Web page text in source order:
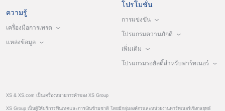
ความรู้
เครื่องมือการเทรด
แหล่งข้อมูล
โปรโมชั่น
การแข่งขัน
โปรแกรมความภักดี
เพิ่มเติม
โปรแกรมรอยัลตี้สำหรับพาร์ทเนอร์
XS & XS.com เป็นเครื่องหมายการค้าของ XS Group
XS Group เป็นผู้ให้บริการฟินเทคและการเงินข้ามชาติ โดยมีกลุ่มองค์กรและหน่วยงานพาร์ทเนอร์เชิงกลยุทธ์